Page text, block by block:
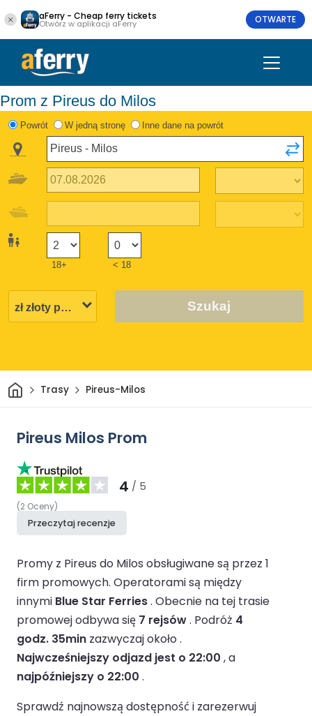
aFerry - Cheap ferry tickets
Otwórz w aplikacji aFerry OTWARTE
Prom z Pireus do Milos
Powrót W jedną stronę Inne dane na powrót
18+ < 18
Szukaj
DomTrasy Pireus-Milos
Pireus Milos Prom
4 / 5
(2 Oceny)
Przeczytaj recenzje
Promy z Pireus do Milos obsługiwane są przez 1
firm promowych. Operatorami są między
innymi Blue Star Ferries. Obecnie na tej trasie
promowej odbywa się 7 rejsów. Podróż 4
godz. 35min zazwyczaj około .
Najwcześniejszy odjazd jest o 22:00 , a
najpóźniejszy o 22:00 .
Sprawdź najnowszą dostępność i zarezerwuj